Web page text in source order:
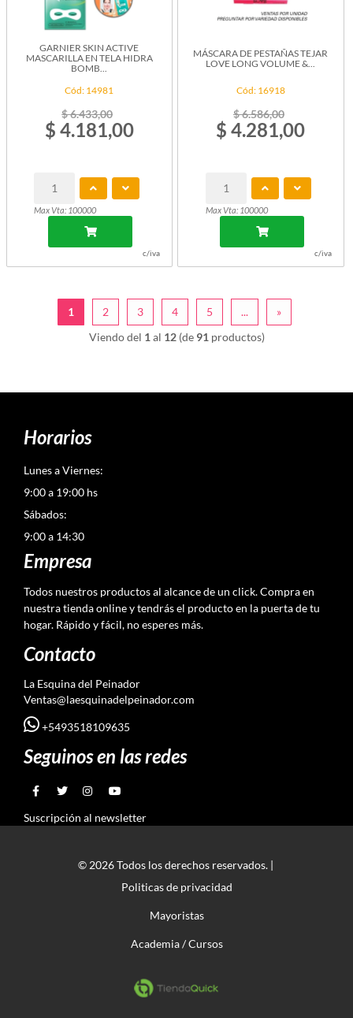
GARNIER SKIN ACTIVE
MASCARILLA EN TELA HIDRA
BOMB...
Cód: 14981
$ 6.433,00
$ 4.181,00
Max Vta: 100000
c/iva
MÁSCARA DE PESTAÑAS TEJAR
LOVE LONG VOLUME &...
Cód: 16918
$ 6.586,00
$ 4.281,00
Max Vta: 100000
c/iva
1 2 3 4 5 ...
»
Viendo del 1 al 12(de 91 productos)
Horarios
Lunes a Viernes:
9:00 a 19:00 hs
Sábados:
9:00 a 14:30
Empresa
Todos nuestros productos al alcance de un click. Compra en
nuestra tienda online y tendrás el producto en la puerta de tu
hogar. Rápido y fácil, no esperes más.
Contacto
La Esquina del Peinador
Ventas@laesquinadelpeinador.com
+5493518109635
Seguinos en las redes
Suscripción al newsletter
© 2026 Todos los derechos reservados. |
Politicas de privacidad
Mayoristas
Academia / Cursos